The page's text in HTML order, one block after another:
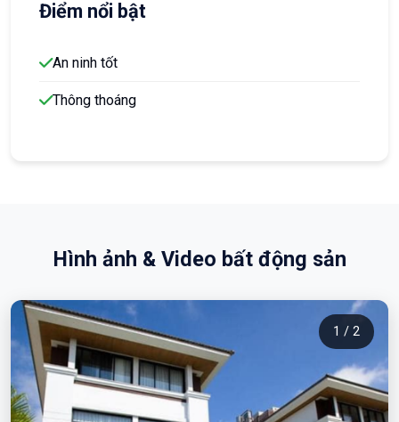
Điểm nổi bật
An ninh tốt
Thông thoáng
Hình ảnh & Video bất động sản
1 / 2